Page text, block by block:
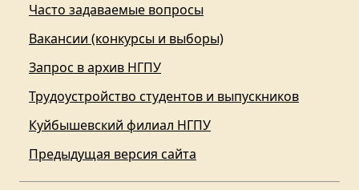
Часто задаваемые вопросы
Вакансии (конкурсы и выборы)
Запрос в архив НГПУ
Трудоустройство студентов и выпускников
Куйбышевский филиал НГПУ
Предыдущая версия сайта